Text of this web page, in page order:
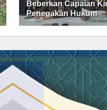
Beberkan Capaian
Penegakan Hukum